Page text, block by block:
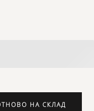
НА СКЛАД